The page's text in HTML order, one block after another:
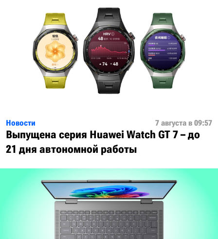
Новости 7 августа в 09:57
Выпущена серия Huawei Watch GT 7 – до
21 дня автономной работы